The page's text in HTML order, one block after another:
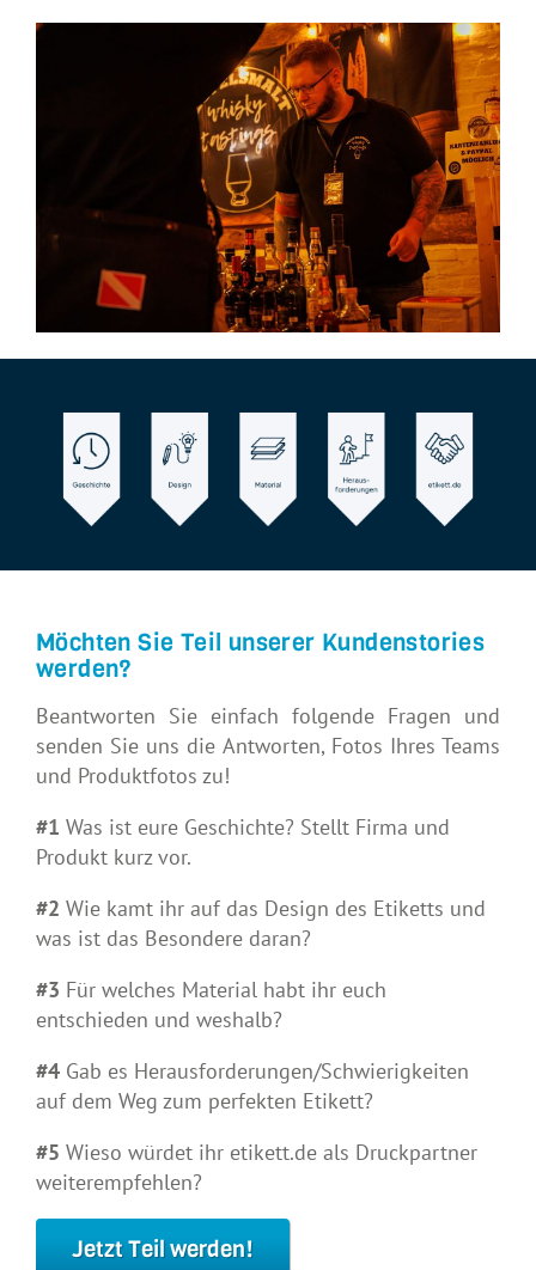
Möchten Sie Teil unserer Kundenstories
werden?
Beantworten Sie einfach folgende Fragen und
senden Sie uns die Antworten, Fotos Ihres Teams
und Produktfotos zu!
#1 Was ist eure Geschichte? Stellt Firma und
Produkt kurz vor.
#2 Wie kamt ihr auf das Design des Etiketts und
was ist das Besondere daran?
#3 Für welches Material habt ihr euch
entschieden und weshalb?
#4 Gab es Herausforderungen/Schwierigkeiten
auf dem Weg zum perfekten Etikett?
#5 Wieso würdet ihr etikett.de als Druckpartner
weiterempfehlen?
Jetzt Teil werden!